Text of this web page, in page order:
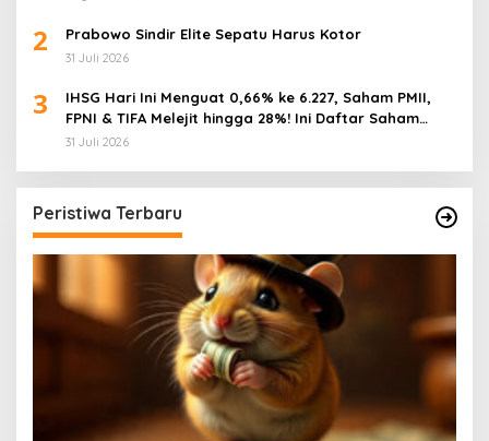
2 Prabowo Sindir Elite Sepatu Harus Kotor
31 Juli 2026
3
IHSG Hari Ini Menguat 0,66% ke 6.227, Saham PMII,
FPNI & TIFA Melejit hingga 28%! Ini Daftar Saham
Paling Cuan & Volume Tertinggi 31 Juli 2026
31 Juli 2026
Peristiwa Terbaru